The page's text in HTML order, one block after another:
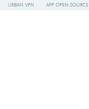
URBAN VPN APP OPEN SOURCE